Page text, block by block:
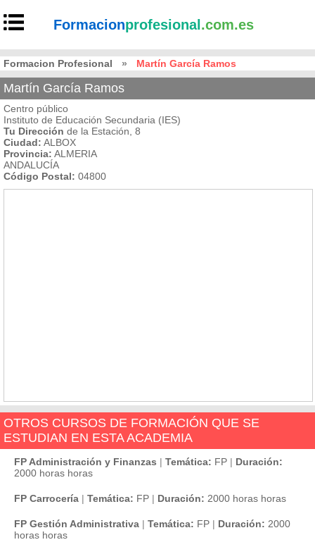
Formacionprofesional .com.es
Formacion Profesional » Martín García Ramos
Martín García Ramos
Centro público
Instituto de Educación Secundaria (IES)
Tu Dirección de la Estación, 8
Ciudad: ALBOX
Provincia: ALMERIA
ANDALUCÍA
Código Postal: 04800
OTROS CURSOS DE FORMACIÓN QUE SE
ESTUDIAN EN ESTA ACADEMIA
FP Administración y Finanzas | Temática: FP | Duración:
2000 horas horas
FP Carrocería | Temática: FP | Duración: 2000 horas horas
FP Gestión Administrativa | Temática: FP | Duración: 2000
horas horas